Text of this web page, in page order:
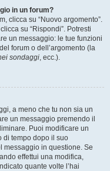
in un forum?
clicca su “Nuovo argomento”.
su “Rispondi”. Potresti
un messaggio: le tue funzioni
forum o dell’argomento (la
sondaggi, ecc.).
a meno che tu non sia un
un messaggio premendo il
Puoi modificare un
di tempo dopo il suo
messaggio in questione. Se
effettui una modifica,
quante volte l’hai